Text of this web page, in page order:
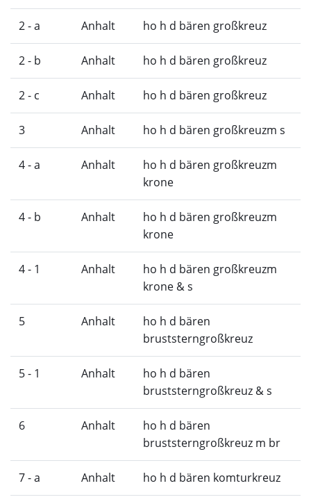
2 - a Anhalt ho h d bären großkreuz
2 - b Anhalt ho h d bären großkreuz
2 - c Anhalt ho h d bären großkreuz
3 Anhalt ho h d bären großkreuzm s
4 - a Anhalt
ho h d bären großkreuzm
krone
4 - b Anhalt
ho h d bären großkreuzm
krone
4 - 1 Anhalt
ho h d bären großkreuzm
krone & s
5 Anhalt
ho h d bären
bruststerngroßkreuz
5 - 1 Anhalt
ho h d bären
bruststerngroßkreuz & s
6 Anhalt
ho h d bären
bruststerngroßkreuz m br
7 - a Anhalt ho h d bären komturkreuz